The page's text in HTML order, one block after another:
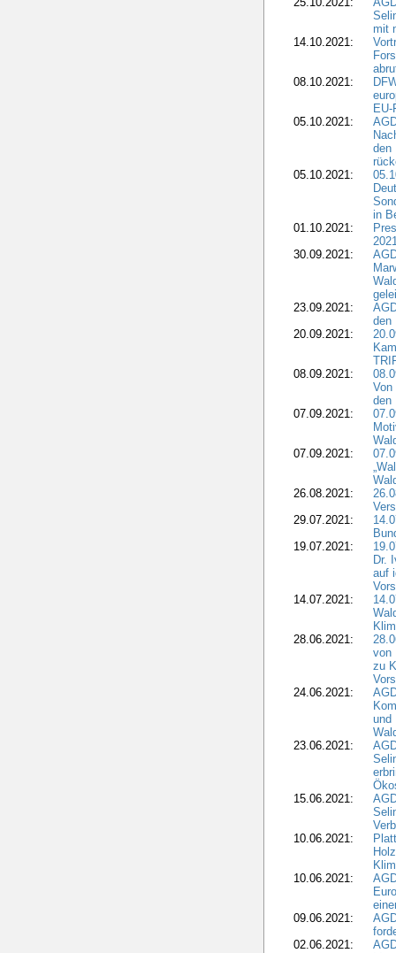
mit
14.10.2021:
08.10.2021:
05.10.2021:
den
05.10.2021:
in
01.10.2021:
30.09.2021:
23.09.2021:
den
20.09.2021:
08.09.2021:
den
07.09.2021:
07.09.2021:
26.08.2021:
29.07.2021:
19.07.2021:
Dr.
auf
14.07.2021:
28.06.2021:
von
zu
24.06.2021:
und
23.06.2021:
15.06.2021:
10.06.2021:
10.06.2021:
09.06.2021:
02.06.2021: